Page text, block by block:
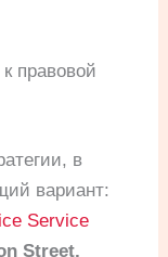
правовой
в
вариант:
Service
Street,